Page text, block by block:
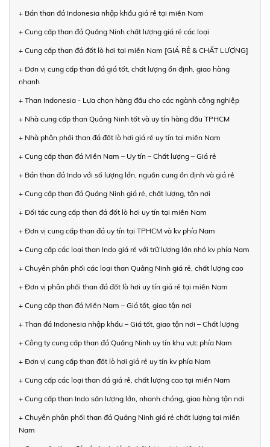
+ Bán than đá Indonesia nhập khẩu giá rẻ tại miền Nam
+ Cung cấp than đá Quảng Ninh chất lượng giá rẻ các loại
+ Cung cấp than đá đốt lò hơi tại miền Nam [GIÁ RẺ & CHẤT LƯỢNG]
+ Đơn vị cung cấp than đá giá tốt, chất lượng ổn định, giao hàng
nhanh
+ Than Indonesia - Lựa chọn hàng đầu cho các ngành công nghiệp
+ Nhà cung cấp than Quảng Ninh tốt và uy tín hàng đầu TPHCM
+ Nhà phân phối than đá đốt lò hơi giá rẻ uy tín tại miền Nam
+ Cung cấp than đá Miền Nam – Uy tín – Chất lượng – Giá rẻ
+ Bán than đá Indo với số lượng lớn, nguồn cung ổn định và giá rẻ
+ Cung cấp than đá Quảng Ninh giá rẻ, chất lượng, tận nơi
+ Đối tác cung cấp than đá đốt lò hơi uy tín tại miền Nam
+ Đơn vị cung cấp than đá uy tín tại TPHCM và kv phía Nam
+ Cung cấp các loại than Indo giá rẻ với trữ lượng lớn nhỏ kv phía Nam
+ Chuyên phân phối các loại than Quảng Ninh giá rẻ, chất lượng cao
+ Đơn vị phân phối than đá đốt lò hơi uy tín giá rẻ tại miền Nam
+ Cung cấp than đá Miền Nam – Giá tốt, giao tận nơi
+ Than đá Indonesia nhập khẩu – Giá tốt, giao tận nơi – Chất lượng
+ Công ty cung cấp than đá Quảng Ninh uy tín khu vực phía Nam
+ Đơn vị cung cấp than đốt lò hơi giá rẻ uy tín kv phía Nam
+ Cung cấp các loại than đá giá rẻ, chất lượng cao tại miền Nam
+ Cung cấp than Indo sản lượng lớn, nhanh chóng, giao hàng tận nơi
+ Chuyên phân phối than đá Quảng Ninh giá rẻ chất lượng tại miền
Nam